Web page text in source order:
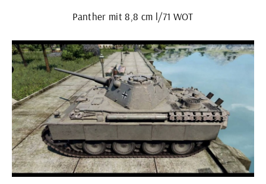
Panther mit 8,8 cm l/71 WOT